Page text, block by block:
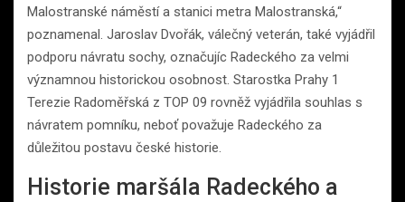
Malostranské náměstí a stanici metra Malostranská,“
poznamenal. Jaroslav Dvořák, válečný veterán, také vyjádřil
podporu návratu sochy, označujíc Radeckého za velmi
významnou historickou osobnost. Starostka Prahy 1
Terezie Radoměřská z TOP 09 rovněž vyjádřila souhlas s
návratem pomníku, neboť považuje Radeckého za
důležitou postavu české historie.
Historie maršála Radeckého a